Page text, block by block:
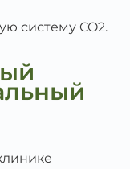
систему CO2.